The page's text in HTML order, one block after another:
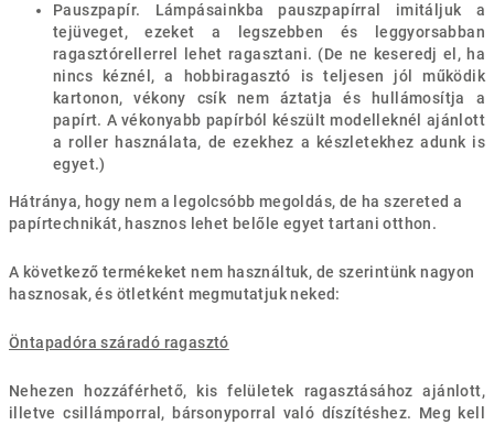
Pauszpapír. Lámpásainkba pauszpapírral imitáljuk a
tejüveget, ezeket a legszebben és leggyorsabban
ragasztórellerrel lehet ragasztani. (De ne keseredj el, ha
nincs kéznél, a hobbiragasztó is teljesen jól működik
kartonon, vékony csík nem áztatja és hullámosítja a
papírt. A vékonyabb papírból készült modelleknél ajánlott
a roller használata, de ezekhez a készletekhez adunk is
egyet.)
Hátránya, hogy nem a legolcsóbb megoldás, de ha szereted a
papírtechnikát, hasznos lehet belőle egyet tartani otthon.
A következő termékeket nem használtuk, de szerintünk nagyon
hasznosak, és ötletként megmutatjuk neked:
Öntapadóra száradó ragasztó
Nehezen hozzáférhető, kis felületek ragasztásához ajánlott,
illetve csillámporral, bársonyporral való díszítéshez. Meg kell